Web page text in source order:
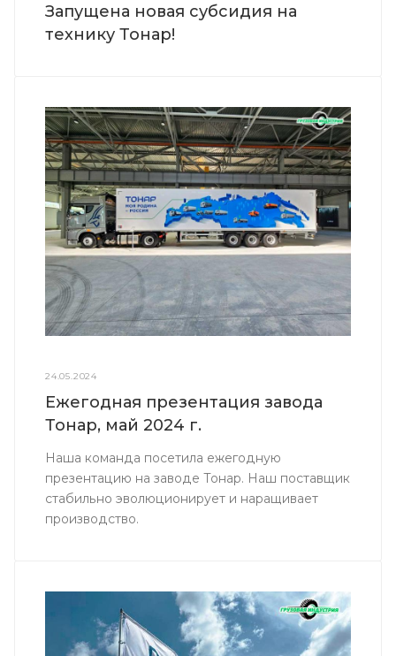
Запущена новая субсидия на
технику Тонар!
24.05.2024
Ежегодная презентация завода
Тонар, май 2024 г.
Наша команда посетила ежегодную
презентацию на заводе Тонар. Наш поставщик
стабильно эволюционирует и наращивает
производство.